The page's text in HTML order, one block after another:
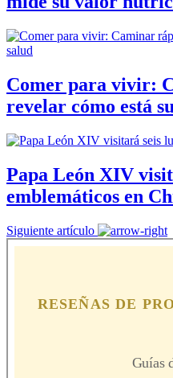
Comer para vivir:
revelar cómo está
Papa León XIV
emblemáticos en
Siguiente artículo